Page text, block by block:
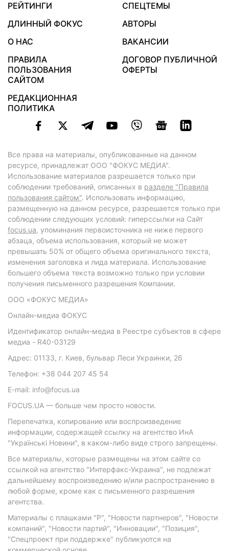
РЕЙТИНГИ
СПЕЦТЕМЫ
ДЛИННЫЙ ФОКУС
АВТОРЫ
О НАС
ВАКАНСИИ
ПРАВИЛА
ПОЛЬЗОВАНИЯ
САЙТОМ
ДОГОВОР ПУБЛИЧНОЙ
ОФЕРТЫ
РЕДАКЦИОННАЯ
ПОЛИТИКА
Все права на материалы, опубликованные на данном
ресурсе, принадлежат ООО "ФОКУС МЕДИА".
Использование материалов разрешается только при
соблюдении требований, описанных в разделе "Правила
пользования сайтом". Использовать информацию,
размещенную на данном ресурсе, разрешается только при
соблюдении следующих условий: гиперссылки на Сайт
focus.ua, упоминания первоисточника не ниже первого
абзаца, объема использования, который не может
превышать 50% от общего объема оригинального текста,
изменения заголовка и лида материала. Использование
большего объема текста возможно только при условии
получения письменного разрешения Компании.
ООО «ФОКУС МЕДИА»
Онлайн-медиа ФОКУС
Идентификатор онлайн-медиа в Реестре субъектов в сфере
медиа - R40-03129
Адрес: 01133, г. Киев, бульвар Леси Украинки, 26
Телефон: +38 044 207 45 54
E-mail: info@focus.ua
FOCUS.UA — больше чем просто новости.
Перепечатка, копирование или воспроизведение
информации, содержащей ссылку на агентство ИнА
"Українські Новини", в каком-либо виде строго запрещены.
Все материалы, которые размещены на этом сайте со
ссылкой на агентство "Интерфакс-Украина", не подлежат
дальнейшему воспроизведению и/или распространению в
любой форме, кроме как с письменного разрешения
агентства.
Материалы с плашками "Р", "Новости партнеров", "Новости
компаний", "Новости партий", "Инновации", "Позиция",
"Спецпроект при поддержке" публикуются на